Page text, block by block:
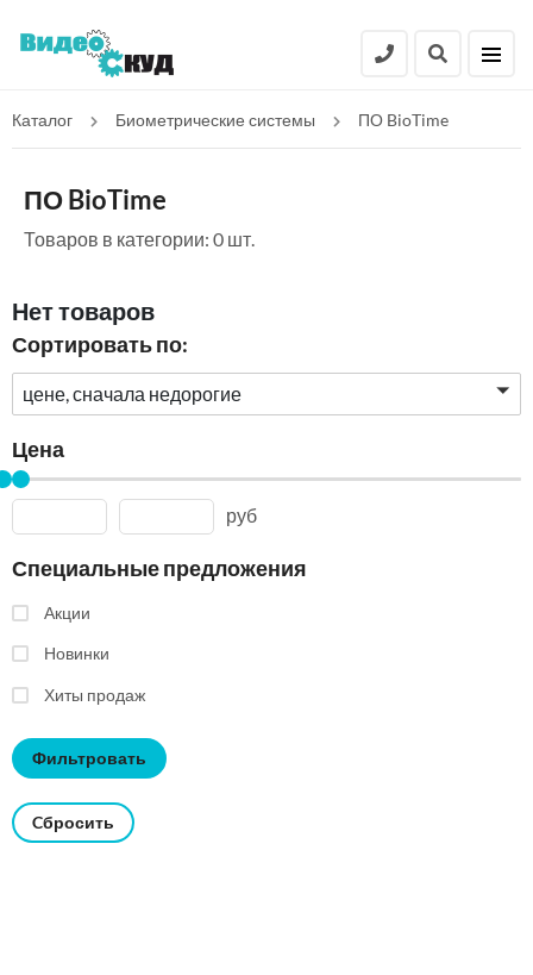
Каталог Биометрические системы ПО BioTime
Сортировать по:
цене, сначала недорогие
Цена
руб
Специальные предложения
Акции
Новинки
Хиты продаж
Cбросить
ПО BioTime
Товаров в категории: 0 шт.
Нет товаров